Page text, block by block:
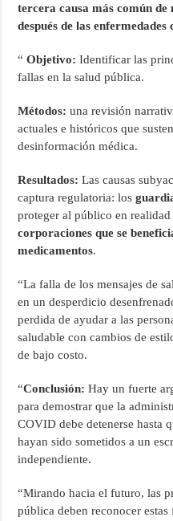
tercera causa más común de
después de las
“Objetivo: Identificar las
fallas en la salud pública.
Métodos: una revisión
actuales e históricos que
desinformación médica.
Resultados: Las causas
captura regulatoria: los
proteger al público en realidad
corporaciones que se
medicamentos.
“La falla de los mensajes de
en un desperdicio
perdida de ayudar a las
saludable con cambios de
de bajo costo.
“Conclusión: Hay un fuerte
para demostrar que la
COVID debe detenerse hasta
hayan sido sometidos a un
independiente.
“Mirando hacia el futuro, las
pública deben reconocer